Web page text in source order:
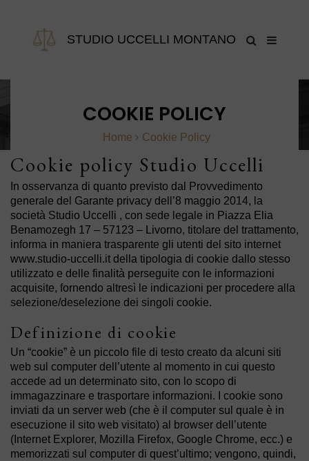
STUDIO UCCELLI MONTANO
COOKIE POLICY
Home Cookie Policy
Cookie policy Studio Uccelli
In osservanza di quanto previsto dal Provvedimento
generale del Garante privacy dell’8 maggio 2014, la
società Studio Uccelli , con sede legale in Piazza Elia
Benamozegh 17 – 57123 – Livorno, titolare del trattamento,
informa in maniera trasparente gli utenti del sito internet
www.studio-uccelli.it della tipologia di cookie dallo stesso
utilizzato e delle finalità perseguite con le informazioni
acquisite, fornendo altresì le indicazioni per procedere alla
selezione/deselezione dei singoli cookie.
Definizione di cookie
Un “cookie” è un piccolo file di testo creato da alcuni siti
web sul computer dell’utente al momento in cui questo
accede ad un determinato sito, con lo scopo di
immagazzinare e trasportare informazioni. I cookie sono
inviati da un server web (che è il computer sul quale è in
esecuzione il sito web visitato) al browser dell’utente
(Internet Explorer, Mozilla Firefox, Google Chrome, ecc.) e
memorizzati sul computer di quest’ultimo; vengono, quindi,